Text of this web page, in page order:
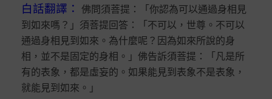
白話翻譯 ： 佛問須菩提：「你認為可以通過身相見
到如來嗎？」須菩提回答：「不可以，世尊。不可以
通過身相見到如來。為什麼呢？因為如來所說的身
相，並不是固定的身相。」佛告訴須菩提：「凡是所
有的表象，都是虛妄的。如果能見到表象不是表象，
就能見到如來。」